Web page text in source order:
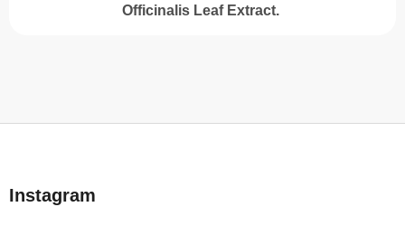
Officinalis Leaf Extract.
bInstagram